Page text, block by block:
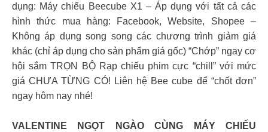
dụng: Máy chiếu Beecube X1 – Áp dụng với tất cả các
hình thức mua hàng: Facebook, Website, Shopee –
Không áp dụng song song các chương trình giảm giá
khác (chỉ áp dụng cho sản phẩm giá gốc) “Chớp” ngay cơ
hội sắm TRỌN BỘ Rạp chiếu phim cực “chill” với mức
giá CHƯA TỪNG CÓ! Liên hệ Bee cube để “chốt đơn”
ngay hôm nay nhé!
VALENTINE NGỌT NGÀO CÙNG MÁY CHIẾU